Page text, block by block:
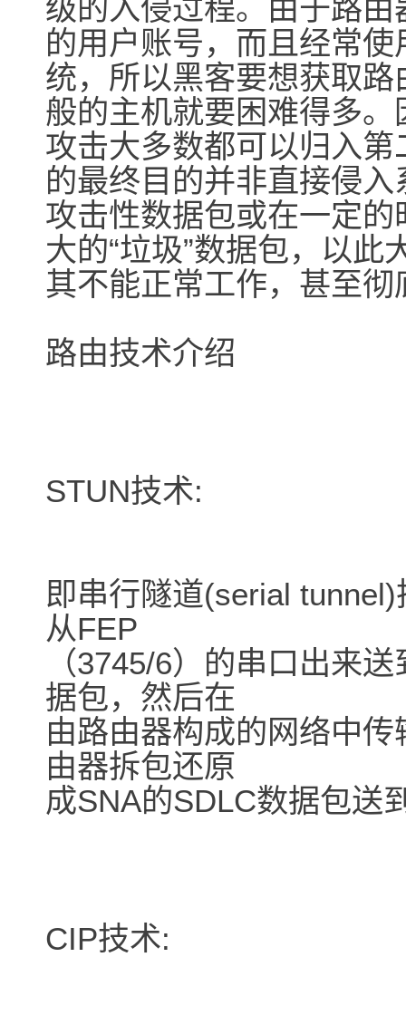
级的入侵过程。由于路
的用户账号，而且经常
统，所以黑客要想获取
般的主机就要困难得多
攻击大多数都可以归入
的最终目的并非直接侵
攻击性数据包或在一定
大的“垃圾”数据包，以
其不能正常工作，甚至彻
路由技术介绍
STUN技术:
即串行隧道(serial
从FEP
（3745/6）的串口出来
据包，然后在
由路由器构成的网络中
由器拆包还原
成SNA的SDLC数据包送
CIP技术: